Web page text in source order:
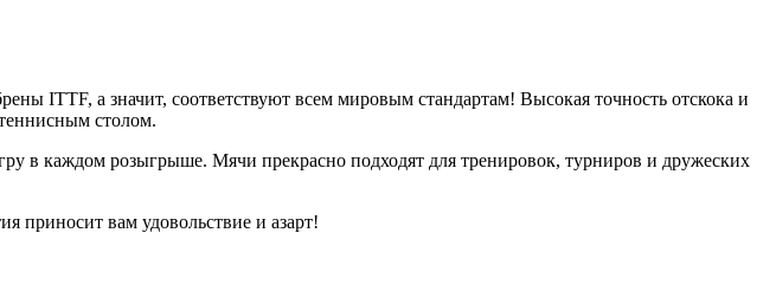
ITTF, а значит, соответствуют всем мировым стандартам! Высокая точность отскока и
столом.
в каждом розыгрыше. Мячи прекрасно подходят для тренировок, турниров и дружеских
приносит вам удовольствие и азарт!